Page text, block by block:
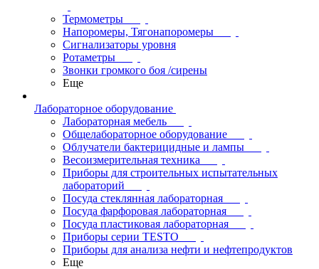
Термометры
Напоромеры, Тягонапоромеры
Сигнализаторы уровня
Ротаметры
Звонки громкого боя /сирены
Еще
Лабораторное оборудование
Лабораторная мебель
Общелабораторное оборудование
Облучатели бактерицидные и лампы
Весоизмерительная техника
Приборы для строительных испытательных
лабораторий
Посуда стеклянная лабораторная
Посуда фарфоровая лабораторная
Посуда пластиковая лабораторная
Приборы серии TESTO
Приборы для анализа нефти и нефтепродуктов
Еще